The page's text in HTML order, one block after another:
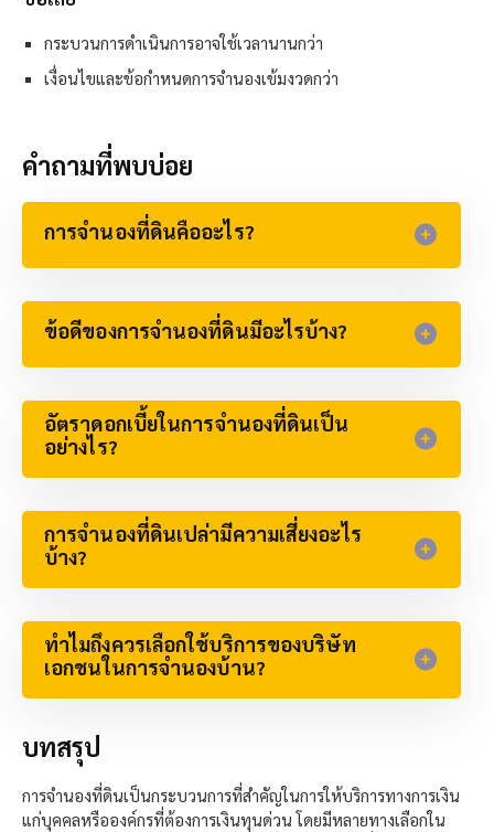
กระบวนการดำเนินการอาจใช้เวลานานกว่า
เงื่อนไขและข้อกำหนดการจำนองเข้มงวดกว่า
คำถามที่พบบ่อย
การจำนองที่ดินคืออะไร?
ข้อดีของการจำนองที่ดินมีอะไรบ้าง?
อัตราดอกเบี้ยในการจำนองที่ดินเป็น
อย่างไร?
การจำนองที่ดินเปล่ามีความเสี่ยงอะไร
บ้าง?
ทำไมถึงควรเลือกใช้บริการของบริษัท
เอกชนในการจำนองบ้าน?
บทสรุป
การจำนองที่ดินเป็นกระบวนการที่สำคัญในการให้บริการทางการเงิน
แก่บุคคลหรือองค์กรที่ต้องการเงินทุนด่วนโดยมีหลายทางเลือกใน